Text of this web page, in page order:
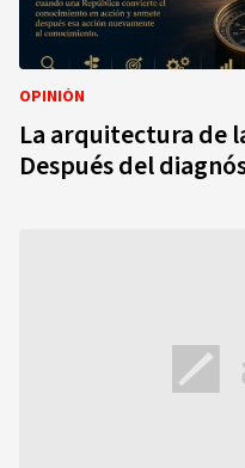
OPINIÓN
La arquitectura de
Después del